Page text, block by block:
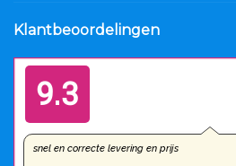
Klantbeoordelingen